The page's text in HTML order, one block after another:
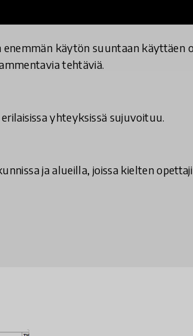
käytön suuntaan käyttäen
tehtäviä.
yhteyksissä sujuvoituu.
ja alueilla, joissa kielten